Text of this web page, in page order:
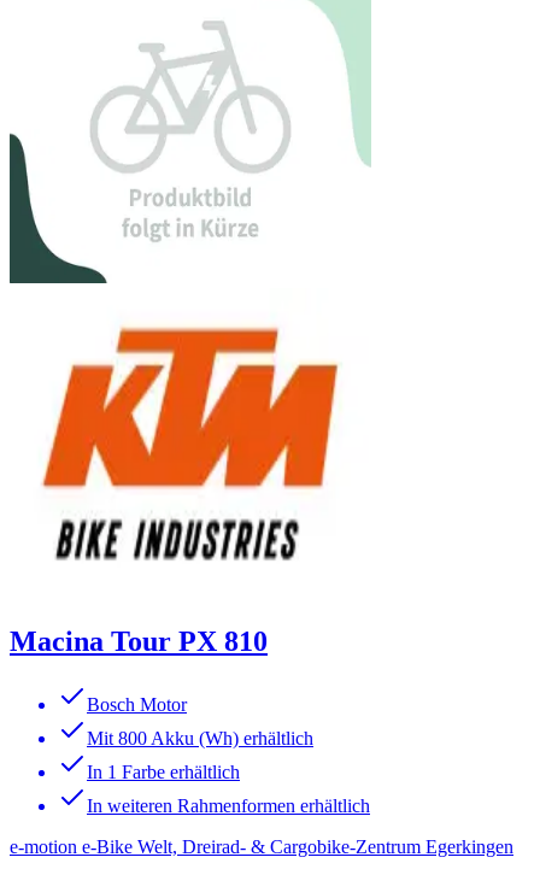
Macina Tour PX 810
Bosch Motor
Mit 800 Akku (Wh) erhältlich
In 1 Farbe erhältlich
In weiteren Rahmenformen erhältlich
e-motion e-Bike Welt, Dreirad- & Cargobike-Zentrum Egerkingen